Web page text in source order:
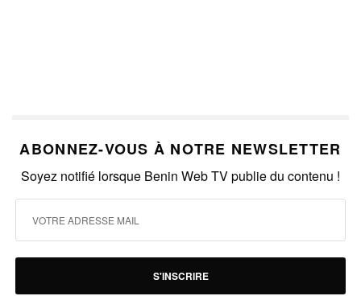
ABONNEZ-VOUS À NOTRE NEWSLETTER
Soyez notifié lorsque Benin Web TV publie du contenu !
S'INSCRIRE